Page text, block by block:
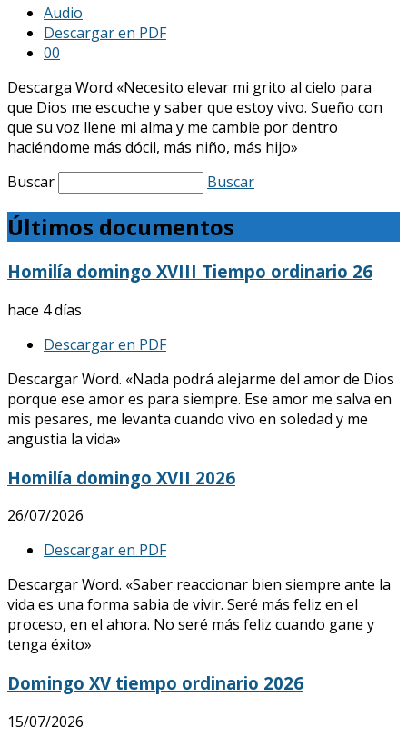
Audio
Descargar en PDF
00
Descarga Word «Necesito elevar mi grito al cielo para
que Dios me escuche y saber que estoy vivo. Sueño con
que su voz llene mi alma y me cambie por dentro
haciéndome más dócil, más niño, más hijo»
Buscar
Buscar
Últimos documentos
Homilía domingo XVIII Tiempo ordinario 26
hace 4 días
Descargar en PDF
Descargar Word. «Nada podrá alejarme del amor de Dios
porque ese amor es para siempre. Ese amor me salva en
mis pesares, me levanta cuando vivo en soledad y me
angustia la vida»
Homilía domingo XVII 2026
26/07/2026
Descargar en PDF
Descargar Word. «Saber reaccionar bien siempre ante la
vida es una forma sabia de vivir. Seré más feliz en el
proceso, en el ahora. No seré más feliz cuando gane y
tenga éxito»
Domingo XV tiempo ordinario 2026
15/07/2026